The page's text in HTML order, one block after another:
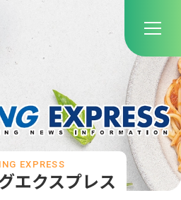
エクスプレス
EXPRESS